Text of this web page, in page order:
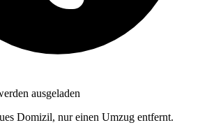
ausgeladen
Domizil, nur einen Umzug entfernt.